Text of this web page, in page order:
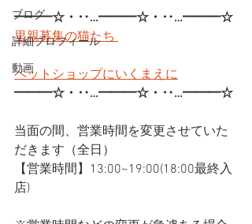
ブログ
詳細プロフィール
動画
━━━☆・‥…━━━☆・‥…━━━☆
里親募集の猫たち
ペットショップにいくまえに
━━━☆・‥…━━━☆・‥…━━━☆
当面の間、営業時間を変更させていた
だきます（全日）
【営業時間】13:00~19:00(18:00最終入
店)